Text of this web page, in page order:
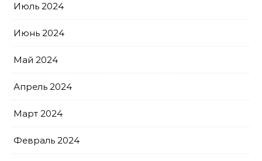
Июль 2024
Июнь 2024
Май 2024
Апрель 2024
Март 2024
Февраль 2024